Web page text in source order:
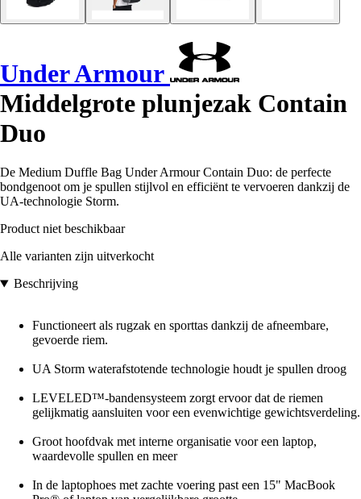
Under Armour
Middelgrote plunjezak Contain
Duo
De Medium Duffle Bag Under Armour Contain Duo: de perfecte
bondgenoot om je spullen stijlvol en efficiënt te vervoeren dankzij de
UA-technologie Storm.
Product niet beschikbaar
Alle varianten zijn uitverkocht
Beschrijving
Functioneert als rugzak en sporttas dankzij de afneembare,
gevoerde riem.
UA Storm waterafstotende technologie houdt je spullen droog
LEVELED™-bandensysteem zorgt ervoor dat de riemen
gelijkmatig aansluiten voor een evenwichtige gewichtsverdeling.
Groot hoofdvak met interne organisatie voor een laptop,
waardevolle spullen en meer
In de laptophoes met zachte voering past een 15" MacBook